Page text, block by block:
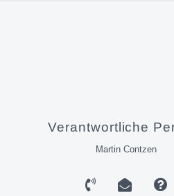
Verantwortliche
Martin Contzen